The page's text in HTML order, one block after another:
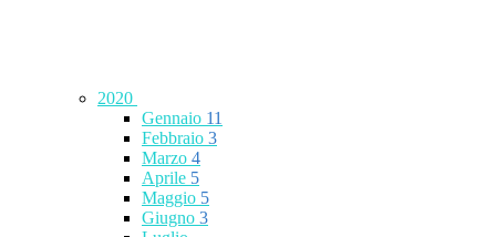
2020
Gennaio 11
Febbraio 3
Marzo 4
Aprile 5
Maggio 5
Giugno 3